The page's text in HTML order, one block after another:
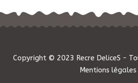
Copyright © 2023 Recre DeliceS -
Mentions légales